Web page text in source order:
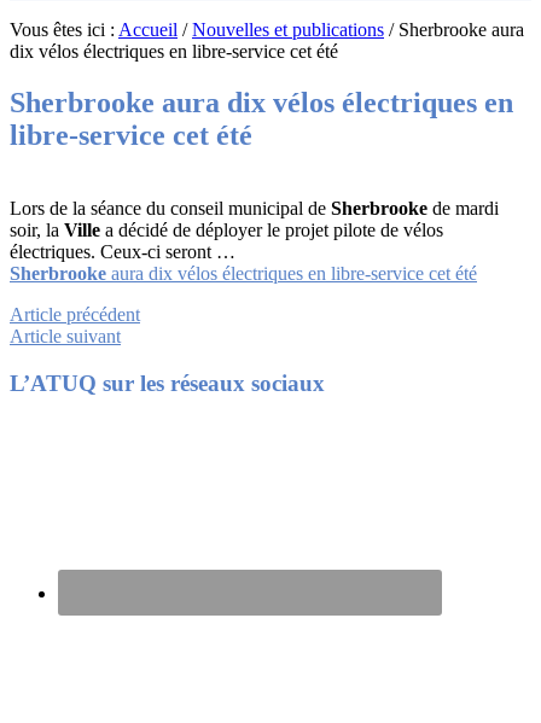
Vous êtes ici : Accueil /Nouvelles et publications / Sherbrooke aura
dix vélos électriques en libre-service cet été
Sherbrooke aura dix vélos électriques en
libre-service cet été
Lors de la séance du conseil municipal de Sherbrooke de mardi
soir, la Ville a décidé de déployer le projet pilote de vélos
électriques. Ceux-ci seront …
Sherbrooke aura dix vélos électriques en libre-service cet été
Article précédent
Article suivant
Footer
L’ATUQ sur les réseaux sociaux